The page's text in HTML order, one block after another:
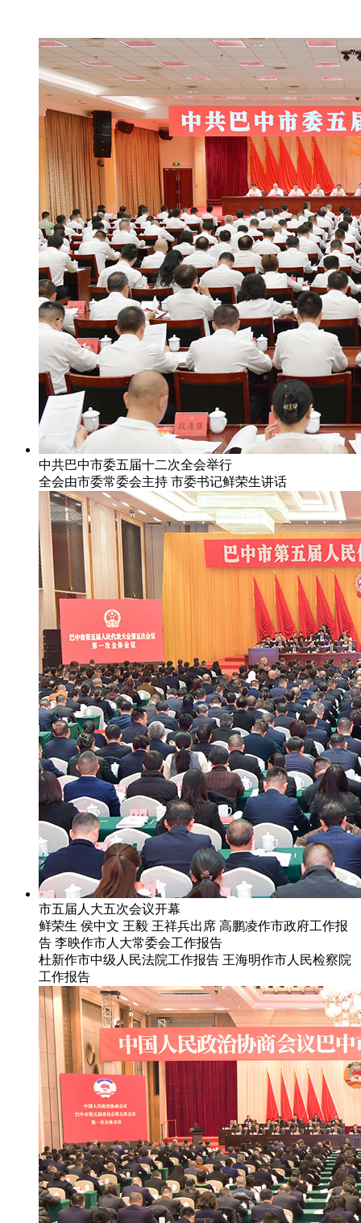
中共巴中市委五届十二次全会举行
全会由市委常委会主持 市委书记鲜荣生讲话
市五届人大五次会议开幕
鲜荣生 侯中文 王毅 王祥兵出席 高鹏凌作市政府工作报
告 李映作市人大常委会工作报告
杜新作市中级人民法院工作报告 王海明作市人民检察院
工作报告